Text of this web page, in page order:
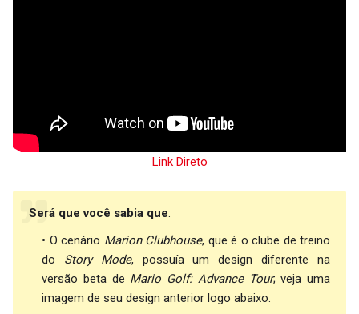
Link Direto
Será que você sabia que:
O cenário Marion Clubhouse, que é o clube de treino
do Story Mode, possuía um design diferente na
versão beta de Mario Golf: Advance Tour; veja uma
imagem de seu design anterior logo abaixo.